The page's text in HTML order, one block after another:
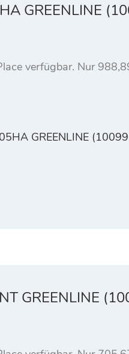
GREENLINE
verfügbar. Nur
GREENLINE
GREENLINE